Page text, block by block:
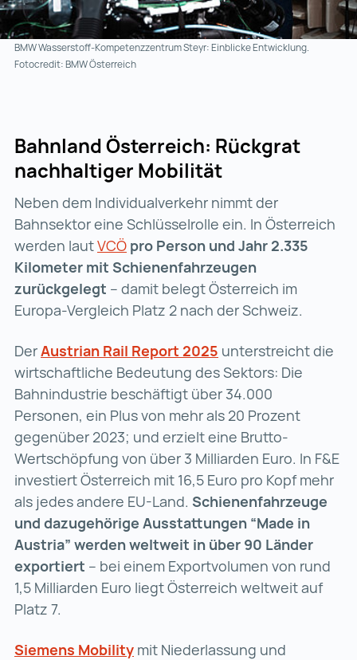
BMW Wasserstoff-Kompetenzzentrum Steyr: Einblicke Entwicklung.
Fotocredit: BMW Österreich
Bahnland Österreich: Rückgrat
nachhaltiger Mobilität
Neben dem Individualverkehr nimmt der
Bahnsektor eine Schlüsselrolle ein. In Österreich
werden lautVCÖ VCÖ (wird in einer neuen
pro Person und Jahr 2.335
Kilometer mit Schienenfahrzeugen
zurückgelegt – damit belegt Österreich im
Europa-Vergleich Platz 2 nach der Schweiz.
DerAustrian Rail Report 2025 Austrian Rail
unterstreicht die
wirtschaftliche Bedeutung des Sektors: Die
Bahnindustrie beschäftigt über 34.000
Personen, ein Plus von mehr als 20 Prozent
gegenüber 2023; und erzielt eine Brutto-
Wertschöpfung von über 3 Milliarden Euro. In F&E
investiert Österreich mit 16,5 Euro pro Kopf mehr
als jedes andere EU-Land. Schienenfahrzeuge
und dazugehörige Ausstattungen “Made in
Austria” werden weltweit in über 90 Länder
exportiert – bei einem Exportvolumen von rund
1,5 Milliarden Euro liegt Österreich weltweit auf
Platz 7.
Siemens Mobility Siemens Mobility (wird in einer
mit Niederlassung und